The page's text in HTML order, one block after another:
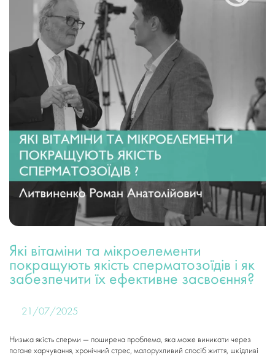
Які вітаміни та мікроелементи
покращують якість сперматозоїдів і як
забезпечити їх ефективне засвоєння?
21/07/2025
Низька якість сперми — поширена проблема, яка може виникати через
погане харчування, хронічний стрес, малорухливий спосіб життя, шкідливі